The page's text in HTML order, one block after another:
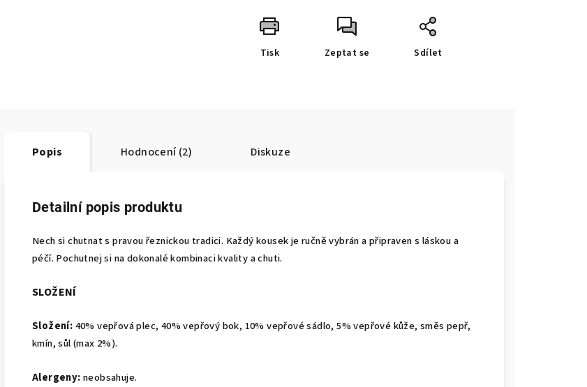
Tisk Zeptat se Sdílet
Popis Hodnocení (2) Diskuze
Detailní popis produktu
Nech si chutnat s pravou řeznickou tradici. Každý kousek je ručně vybrán a připraven s láskou a
péčí. Pochutnej si na dokonalé kombinaci kvality a chuti.
SLOŽENÍ
Složení:40% vepřová plec, 40% vepřový bok, 10% vepřové sádlo, 5% vepřové kůže, směs pepř,
kmín, sůl (max 2%).
Alergeny:neobsahuje.